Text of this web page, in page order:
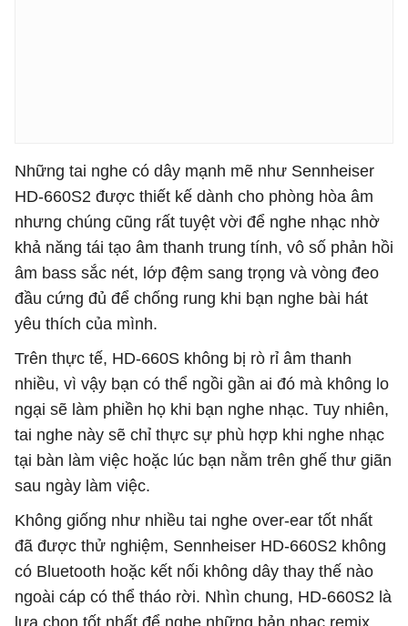
Những tai nghe có dây mạnh mẽ như Sennheiser
HD-660S2 được thiết kế dành cho phòng hòa âm
nhưng chúng cũng rất tuyệt vời để nghe nhạc nhờ
khả năng tái tạo âm thanh trung tính, vô số phản hồi
âm bass sắc nét, lớp đệm sang trọng và vòng đeo
đầu cứng đủ để chống rung khi bạn nghe bài hát
yêu thích của mình.
Trên thực tế, HD-660S không bị rò rỉ âm thanh
nhiều, vì vậy bạn có thể ngồi gần ai đó mà không lo
ngại sẽ làm phiền họ khi bạn nghe nhạc. Tuy nhiên,
tai nghe này sẽ chỉ thực sự phù hợp khi nghe nhạc
tại bàn làm việc hoặc lúc bạn nằm trên ghế thư giãn
sau ngày làm việc.
Không giống như nhiều tai nghe over-ear tốt nhất
đã được thử nghiệm, Sennheiser HD-660S2 không
có Bluetooth hoặc kết nối không dây thay thế nào
ngoài cáp có thể tháo rời. Nhìn chung, HD-660S2 là